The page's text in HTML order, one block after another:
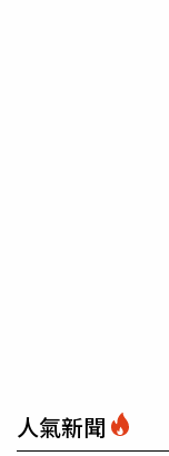
人氣新聞